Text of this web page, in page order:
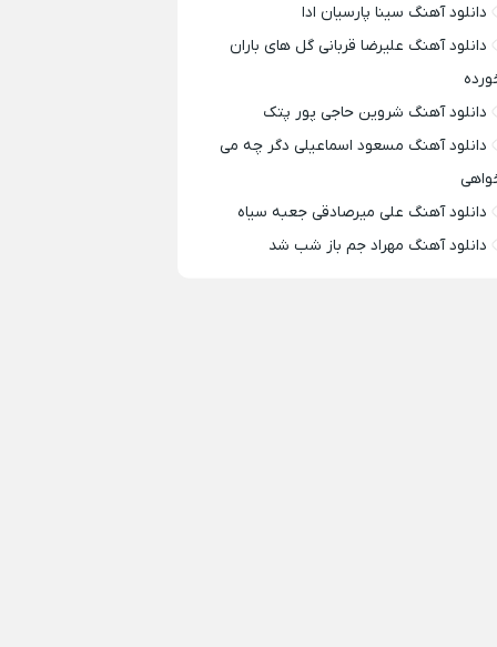
دانلود آهنگ سینا پارسیان ادا
دانلود آهنگ علیرضا قربانی گل های باران
دانلود آهنگ شروین حاجی پور پتک
دانلود آهنگ مسعود اسماعیلی دگر چه می
دانلود آهنگ علی میرصادقی جعبه سیاه
دانلود آهنگ مهراد جم باز شب شد